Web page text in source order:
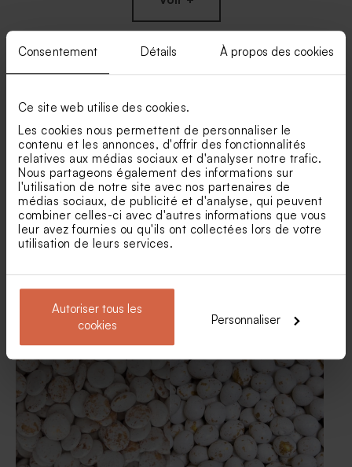
Consentement Détails À propos des cookies
Ce site web utilise des cookies.
Les cookies nous permettent de personnaliser le
contenu et les annonces, d'offrir des fonctionnalités
relatives aux médias sociaux et d'analyser notre trafic.
Nous partageons également des informations sur
l'utilisation de notre site avec nos partenaires de
médias sociaux, de publicité et d'analyse, qui peuvent
combiner celles-ci avec d'autres informations que vous
leur avez fournies ou qu'ils ont collectées lors de votre
utilisation de leurs services.
Autoriser tous les
cookies
Personnaliser
Contenant à dragées
baptême avec photo
Nos clients ont aussi aimé...
Dragées baptême marbré or
amande 1 kg (± 300 ex)
1 kg (± 240 ex)